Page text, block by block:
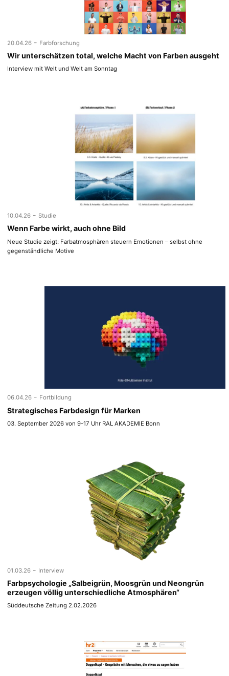
20.04.26 - Farbforschung
Wir unterschätzen total, welche Macht von Farben ausgeht
Interview mit Welt und Welt am Sonntag
10.04.26 - Studie
Wenn Farbe wirkt, auch ohne Bild
Neue Studie zeigt: Farbatmosphären steuern Emotionen – selbst ohne
gegenständliche Motive
06.04.26 - Fortbildung
Strategisches Farbdesign für Marken
03. September 2026 von 9-17 Uhr RAL AKADEMIE Bonn
01.03.26 - Interview
Farbpsychologie „Salbeigrün, Moosgrün und Neongrün
erzeugen völlig unterschiedliche Atmosphären“
Süddeutsche Zeitung 2.02.2026